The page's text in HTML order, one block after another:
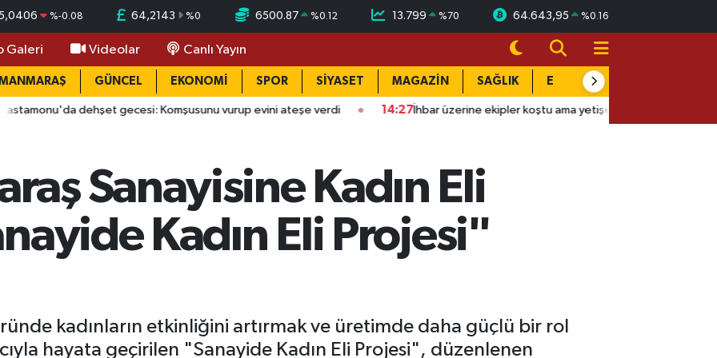
%-0.08 64,2143 %0 6500.87 %0.12 13.799 %70 64.643,95 %0.16
Galeri Videolar Canlı Yayın
GÜNCEL EKONOMİ SPOR SİYASET MAGAZİN SAĞLIK EĞİTİM
dehşet gecesi: Komşusunu vurup evini ateşe verdi 14:27İhbar üzerine ekipler koştu ama yetişemedi
Sanayisine Kadın Eli
Kadın Eli Projesi"
kadınların etkinliğini artırmak ve üretimde daha güçlü bir rol
hayata geçirilen "Sanayide Kadın Eli Projesi", düzenlenen